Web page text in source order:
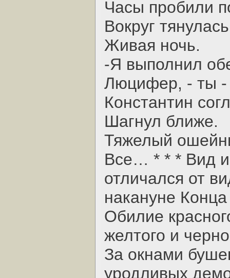
Часы пробили
Вокруг
Живая ночь.
-Я выполнил
Люцифер, - ты
Константин
Шагнул ближе.
Тяжелый
Все… * * * Вид
отличался от
накануне
Обилие
желтого и
За окнами
уродливых